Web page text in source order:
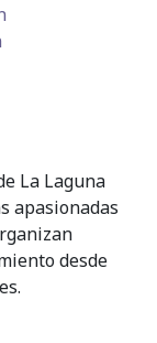
La Laguna
apasionadas
desde